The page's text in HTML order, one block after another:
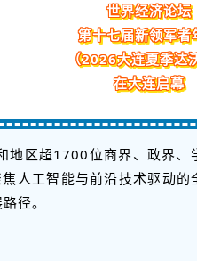
世界经济论坛
第十七届新领军者
（2026大连夏季达
在大连启幕
地区超1700位商界、政界、
人工智能与前沿技术驱动
径。